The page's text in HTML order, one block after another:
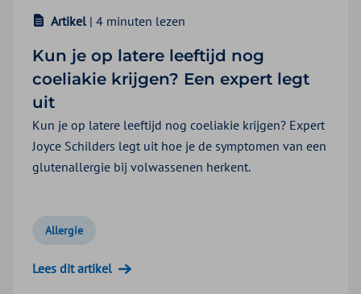
Artikel | 4 minuten lezen
Kun je op latere leeftijd nog
coeliakie krijgen? Een expert legt
uit
Kun je op latere leeftijd nog coeliakie krijgen? Expert
Joyce Schilders legt uit hoe je de symptomen van een
glutenallergie bij volwassenen herkent.
Allergie
Lees dit artikel